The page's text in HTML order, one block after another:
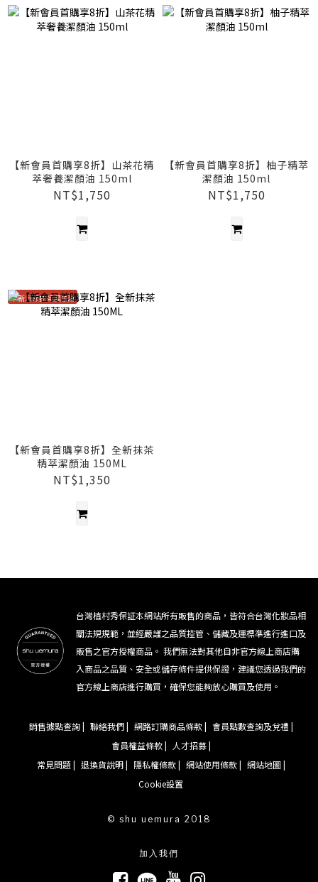
【新會員首購享8折】山茶花精
萃奢養潔顏油 150ml
NT$1,750
【新會員首購享8折】柚子精萃
潔顏油 150ml
NT$1,750
全新升級抹茶潔顏油
【新會員首購享8折】全新抹茶
精萃潔顏油 150ML
NT$1,350
台灣植村秀保証本網站所有販售的商品，皆符合台灣化妝品相
關法規規範，並經嚴謹之品質控管、儲藏及運標準進行進口及
販售之官方授權商品。 我們無法對其他自非官方線上商店購
入商品之品質、安全或儲存條件提供保證，建議您透過我們的
官方線上商店進行購買，確保您能夠放心購買及使用。
銷售據點查詢 | 聯絡我們 | 網路訂購商品條款 | 會員點數查詢及兌禮 |
會員權益條款 |
人才招募 |
常見問題 | 退換貨說明 | 隱私權條款 | 網站使用條款 | 網站地圖 |
Cookie設置
© shu uemura 2018
加入我們